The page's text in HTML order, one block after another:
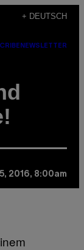
+ DEUTSCH
NEWSLETTER
2016, 8:00am